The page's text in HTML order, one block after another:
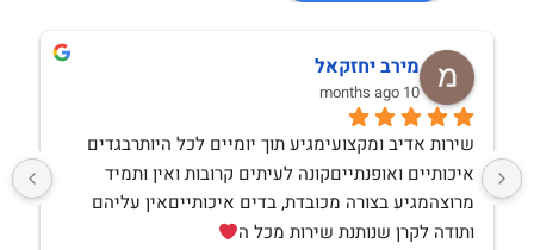
מירב יחזקאל
10 months ago
ותודה לקרן שנותנת שירות מכל ה